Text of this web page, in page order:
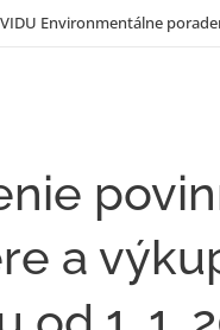
Environmentálne
a